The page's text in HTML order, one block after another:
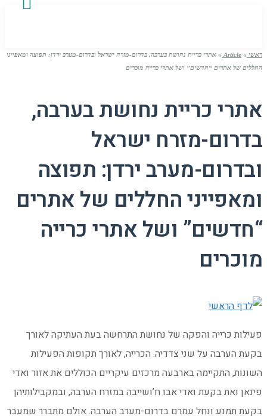
ראשי »
Article
» אתרי כריית נחושת בערבה, בדרום-מזרח ישראל ובדרום-מערב ירדן: תפוצה ומאפייני
החללים של אתרים “חדשים” ושל אתרי כרייה מוכרים
אתרי כריית נחושת בערבה,
בדרום-מזרח ישראל
ובדרום-מערב ירדן: תפוצה
ומאפייני החללים של אתרים
“חדשים” ושל אתרי כרייה
מוכרים
פעילות כרייה והפקה של נחושת התרחשה בעת העתיקה לאורך
בקעת הערבה על שני צדדיה. הכרייה, לאורך תקופות הפעילות
השונות, התקיימה בארבעה מרכזים עיקריים הכוללים את אזור ואדי
פינאן ואת בקעת ואדי אבו ח’ושייבה במזרח הערבה, ובמקבילותיהן
בקעת תמנע ונחל עמרם בדרום-מערב הערבה. אולם מתברר שמעבר